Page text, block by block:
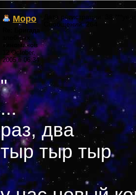
Моро
Re: Бригада
злобных
киноманов
12 October,
2005 в 06:34
Дата регистрации: 38
Сообщений: 264
"
...
раз, два
тыр тыр тыр